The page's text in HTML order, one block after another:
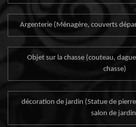
Argenterie (Ménagère, couverts
Objet sur la chasse (couteau,
chasse)
décoration de jardin (Statue de
salon de